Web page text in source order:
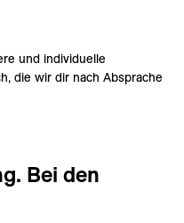
und individuelle
die wir dir nach Absprache
Bei den